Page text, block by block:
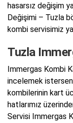
hasarsız değişim
Değişimi – Tuzla
kombi servisimiz
Tuzla
Immergas Kombi
incelemek
kombilerinin kart
hatlarımız
Servisi Immergas